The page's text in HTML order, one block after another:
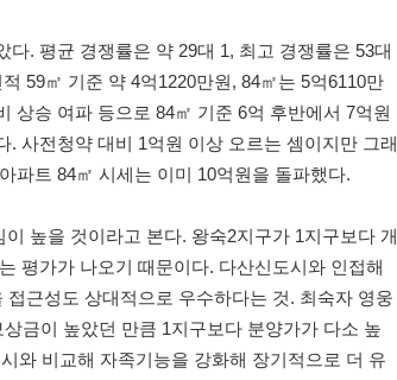
. 평균 경쟁률은 약 29대 1, 최고 경쟁률은 53대
59㎡ 기준 약 4억1220만원, 84㎡는 5억6110만
상승 여파 등으로 84㎡ 기준 6억 후반에서 7억원
사전청약 대비 1억원 이상 오르는 셈이지만 그래
파트 84㎡ 시세는 이미 10억원을 돌파했다.
높을 것이라고 본다. 왕숙2지구가 1지구보다 개
평가가 나오기 때문이다. 다산신도시와 인접해
근성도 상대적으로 우수하다는 것. 최숙자 영웅
금이 높았던 만큼 1지구보다 분양가가 다소 높
와 비교해 자족기능을 강화해 장기적으로 더 유